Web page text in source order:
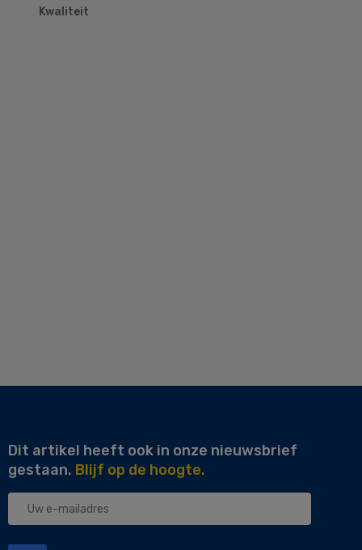
Kwaliteit
Dit artikel heeft ook in onze nieuwsbrief
gestaan. Blijf op de hoogte.
Uw